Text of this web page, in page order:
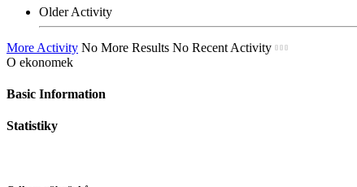
Older Activity
More Activity No More Results No Recent Activity
O ekonomek
Basic Information
Statistiky